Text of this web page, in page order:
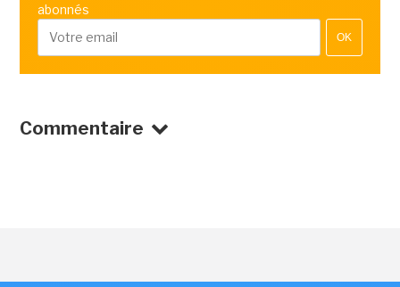
abonnés
OK
Commentaire